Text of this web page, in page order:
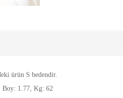
ürün S bedendir.
1.77, Kg: 62